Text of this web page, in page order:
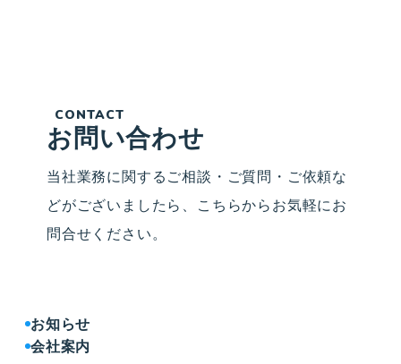
CONTACT
お問い合わせ
当社業務に関するご相談・ご質問・ご依頼な
どがございましたら、こちらからお気軽にお
問合せください。
お知らせ
会社案内